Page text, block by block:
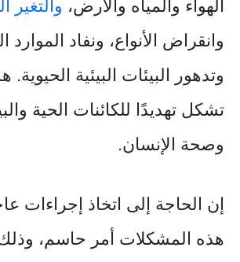
الهواء والمياه والأرض، والتغير
وانقراض الأنواع، ونفاد الموارد
وتدهور البيئات البيئية
تشكل تهديدًا للكائنات الحية
وصحة الإنسان.
إن الحاجة إلى اتخاذ إجراءات
هذه المشكلات أمر حاسم،